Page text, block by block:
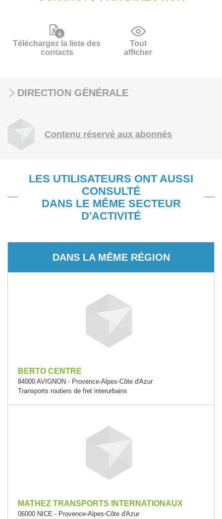
Téléchargez la liste des
contacts
Tout
afficher
DIRECTION GÉNÉRALE
Contenu réservé aux abonnés
LES UTILISATEURS ONT AUSSI
CONSULTÉ
DANS LE MÊME SECTEUR
D'ACTIVITÉ
DANS LA MÊME RÉGION
BERTO CENTRE
84000 AVIGNON - Provence-Alpes-Côte d'Azur
Transports routiers de fret interurbains
MATHEZ TRANSPORTS INTERNATIONAUX
06000 NICE - Provence-Alpes-Côte d'Azur